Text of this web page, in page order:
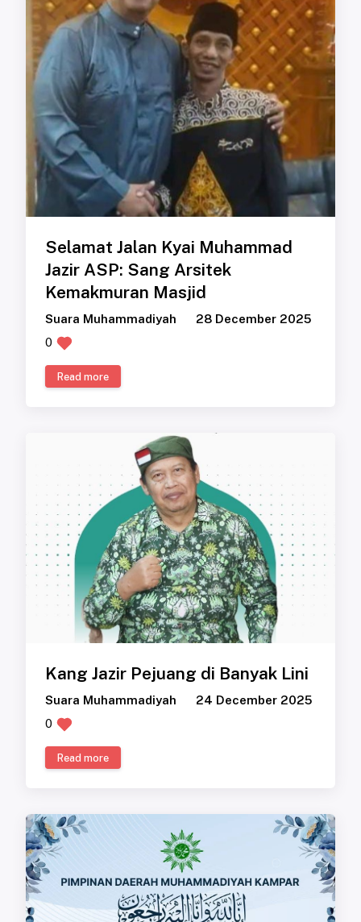
Selamat Jalan Kyai Muhammad
Jazir ASP: Sang Arsitek
Kemakmuran Masjid
Suara Muhammadiyah
28 December 2025
0
Read more
Kang Jazir Pejuang di Banyak Lini
Suara Muhammadiyah
24 December 2025
0
Read more